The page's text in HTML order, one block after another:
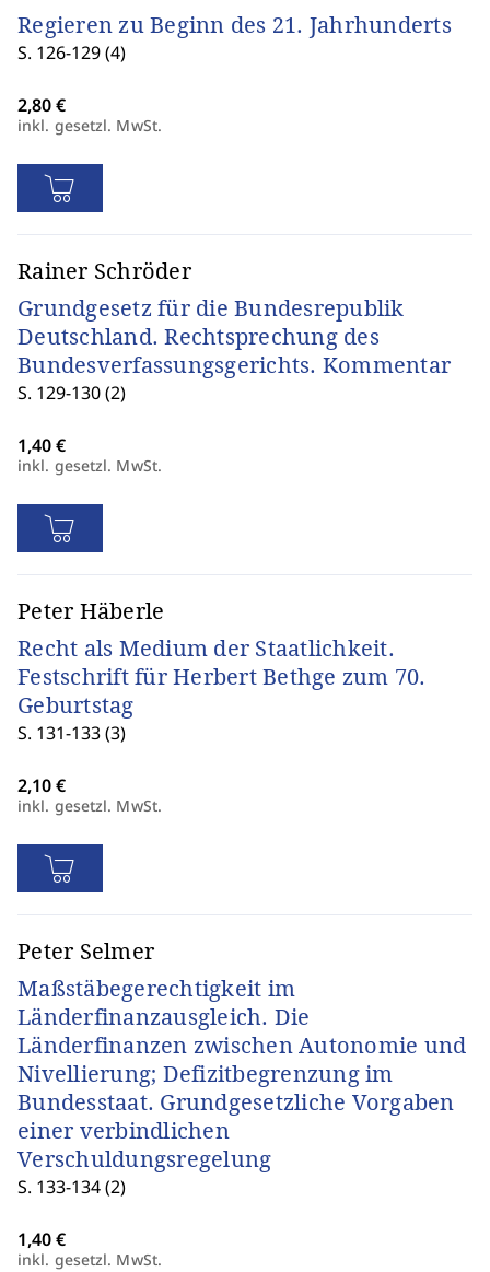
Regieren zu Beginn des 21. Jahrhunderts
S. 126-129 (4)
inkl. gesetzl. MwSt.
Rainer Schröder
Grundgesetz für die Bundesrepublik
Deutschland. Rechtsprechung des
Bundesverfassungsgerichts. Kommentar
S. 129-130 (2)
inkl. gesetzl. MwSt.
Peter Häberle
Recht als Medium der Staatlichkeit.
Festschrift für Herbert Bethge zum 70.
Geburtstag
S. 131-133 (3)
inkl. gesetzl. MwSt.
Peter Selmer
Maßstäbegerechtigkeit im
Länderfinanzausgleich. Die
Länderfinanzen zwischen Autonomie und
Nivellierung; Defizitbegrenzung im
Bundesstaat. Grundgesetzliche Vorgaben
einer verbindlichen
Verschuldungsregelung
S. 133-134 (2)
inkl. gesetzl. MwSt.